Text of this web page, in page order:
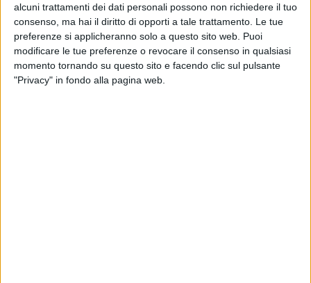
alcuni trattamenti dei dati personali possono non richiedere il tuo
consenso, ma hai il diritto di opporti a tale trattamento. Le tue
preferenze si applicheranno solo a questo sito web. Puoi
modificare le tue preferenze o revocare il consenso in qualsiasi
momento tornando su questo sito e facendo clic sul pulsante
"Privacy" in fondo alla pagina web.